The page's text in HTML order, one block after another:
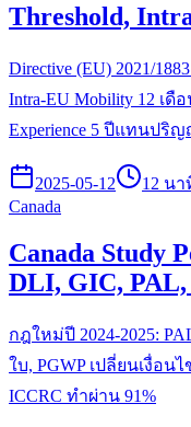
Threshold,
Directive (EU) 2021/
Intra-EU Mobility 12 เดื
Experience 5 ปีแทนปริ
2025-05-12
12 นา
Canada
Canada Study
DLI, GIC, PAL,
กฎใหม่ปี 2024-2025:
ใบ, PGWP เปลี่ยนเงื่อน
ICCRC ทำผ่าน 91%